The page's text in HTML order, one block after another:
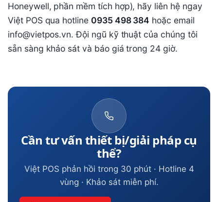
Honeywell, phần mềm tích hợp), hãy liên hệ ngay
Việt POS qua hotline 0935 498 384 hoặc email
info@vietpos.vn. Đội ngũ kỹ thuật của chúng tôi
sẵn sàng khảo sát và báo giá trong 24 giờ.
Cần tư vấn thiết bị/giải pháp cụ
thể?
Việt POS phản hồi trong 30 phút · Hotline 4
vùng · Khảo sát miễn phí.